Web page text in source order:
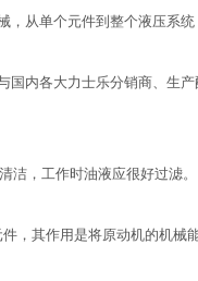
，从单个元件到整个液压系
国内各大力士乐分销商、生
洁，工作时油液应很好过滤
，其作用是将原动机的机